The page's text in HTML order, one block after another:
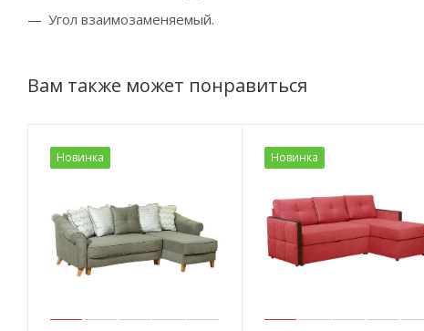
Угол взаимозаменяемый.
Вам также может понравиться
Новинка Новинка